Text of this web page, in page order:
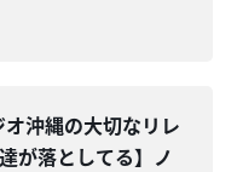
沖縄の大切なリレ
が落としてる】ノ